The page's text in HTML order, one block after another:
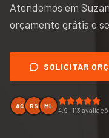
Atendemos em
orçamento grátis e
SOLICITAR
AC RS ML
4.9 · 113